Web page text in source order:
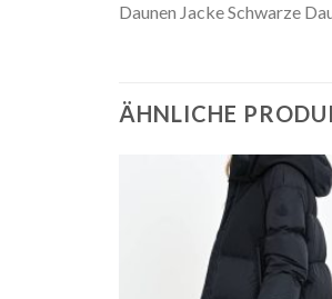
Daunen Jacke Schwarze
ÄHNLICHE